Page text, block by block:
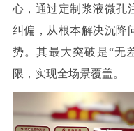
心，通过定制浆液微孔
纠偏，从根本解决沉降
势。其最大突破是“无
限，实现全场景覆盖。